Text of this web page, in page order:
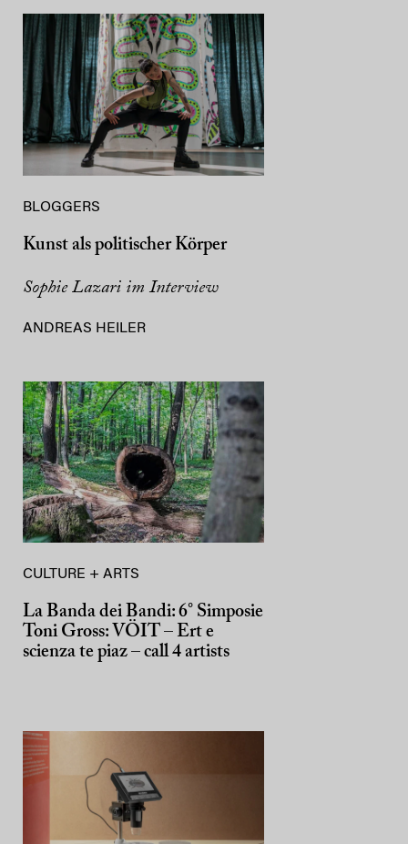
BLOGGERS
Kunst als politischer Körper
Sophie Lazari im Interview
ANDREAS HEILER
CULTURE + ARTS
La Banda dei Bandi: 6° Simposie
Toni Gross: VÖIT – Ert e
scienza te piaz – call 4 artists